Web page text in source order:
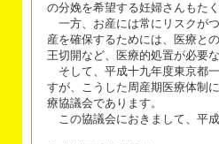
の分娩を希望する妊婦さんもた
一方、お産には常にリスクが
産を確保するためには、医療と
王切開など、医療的処置が必要
そして、平成十九年度東京都
すが、こうした周産期医療体制
療協議会であります。
この協議会におきまして、平